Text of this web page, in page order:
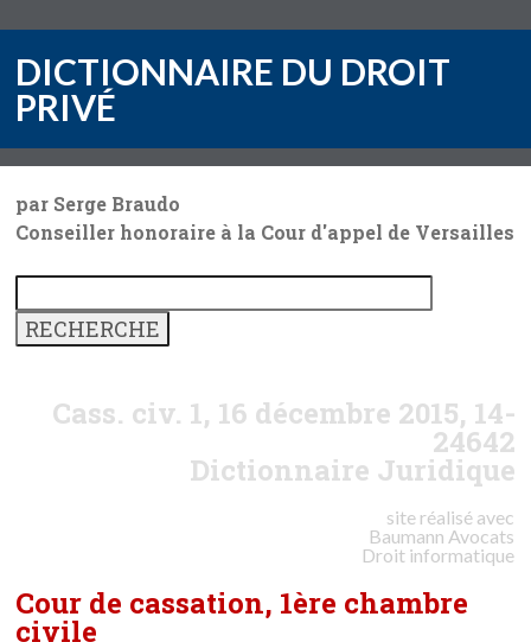
DICTIONNAIRE DU DROIT
PRIVÉ
par Serge Braudo
Conseiller honoraire à la Cour d'appel de Versailles
Cass. civ. 1, 16 décembre 2015, 14-
24642
Dictionnaire Juridique
site réalisé avec
Baumann Avocats
Droit informatique
Cour de cassation, 1ère chambre
civile